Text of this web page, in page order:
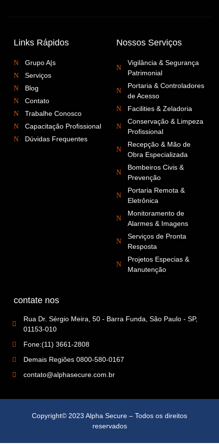
Links Rápidos
Grupo A|s
Serviços
Blog
Contato
Trabalhe Conosco
Capacitação Profissional
Dúvidas Frequentes
Nossos Serviços
Vigilância & Segurança
Patrimonial
Portaria & Controladores
de Acesso
Facilities & Zeladoria
Conservação & Limpeza
Profissional
Recepção & Mão de
Obra Especializada
Bombeiros Civis &
Prevenção
Portaria Remota &
Eletrônica
Monitoramento de
Alarmes & Imagens
Serviços de Pronta
Resposta
Projetos Especias &
Manutenção
contate nos
Rua Dr. Sérgio Meira, 50 - Barra Funda, São Paulo - SP,
01153-010
Fone:(11) 3661-2808
Demais Regiões 0800-580-0167
contato@alphasecure.com.br
Copyright© 2023 Alpha Secure – Todos os direitos
reservados